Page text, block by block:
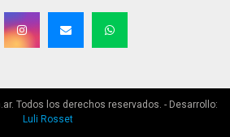
Todos los derechos reservados. - Desarrollo:
Luli Rosset